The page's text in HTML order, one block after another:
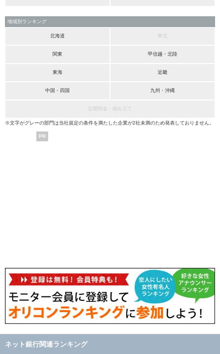
地域別ランキング
北海道 東北
関東 甲信越・北陸
東海 近畿
中国・四国 九州・沖縄
定期預金・積み立て
※文字がグレーの部門は当社規定の条件を満たした企業が2社未満のため発表しておりません。
PR
ネット銀行関連ランキング